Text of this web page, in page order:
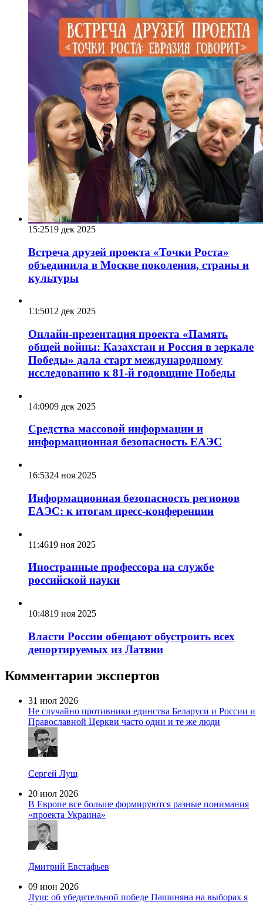
15:2519 дек 2025
Встреча друзей проекта «Точки Роста»
объединила в Москве поколения, страны и
культуры
13:5012 дек 2025
Онлайн-презентация проекта «Память
общей войны: Казахстан и Россия в зеркале
Победы» дала старт международному
исследованию к 81-й годовщине Победы
14:0909 дек 2025
Средства массовой информации и
информационная безопасность ЕАЭС
16:5324 ноя 2025
Информационная безопасность регионов
ЕАЭС: к итогам пресс-конференции
11:4619 ноя 2025
Иностранные профессора на службе
российской науки
10:4819 ноя 2025
Власти России обещают обустроить всех
депортируемых из Латвии
Комментарии экспертов
31 июл 2026
Не случайно противники единства Беларуси и России и
Православной Церкви часто одни и те же люди
Сергей Лущ
20 июл 2026
В Европе все больше формируются разные понимания
«проекта Украина»
Дмитрий Евстафьев
09 июн 2026
Лущ: об убедительной победе Пашиняна на выборах я